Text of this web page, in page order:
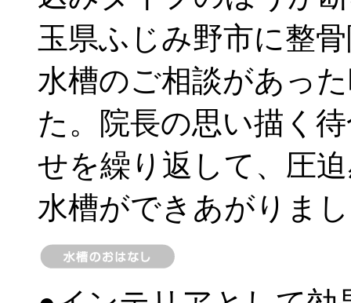
玉県ふじみ野市に整
水槽のご相談があっ
た。院長の思い描く
せを繰り返して、圧
水槽ができあがりま